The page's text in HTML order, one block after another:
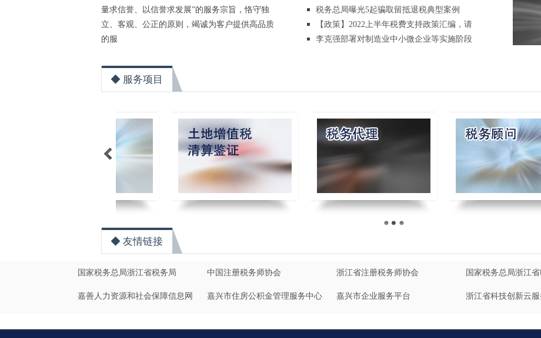
量求信誉、以信誉求发展”的服务宗旨，恪守独
立、客观、公正的原则，竭诚为客户提供高品质
的服
个体工商户发展有关税费政策
税务总局曝光5起骗取留抵退税典型案例
【政策】2022上半年税费支持政策汇编，请
查收！
李克强部署对制造业中小微企业等实施阶段
◆ 服务项目
◆ 友情链接
国家税务总局浙江省税务局 中国注册税务师协会 浙江省注册税务师协会 国家税务总局浙江
嘉善人力资源和社会保障信息网 嘉兴市住房公积金管理服务中心 嘉兴市企业服务平台 浙江省科技创新云